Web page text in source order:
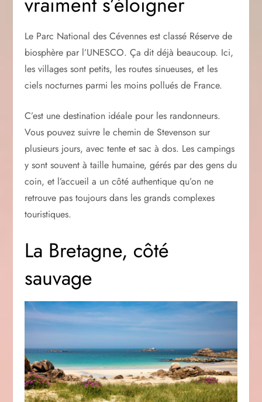
Le Parc National des Cévennes est classé Réserve de
biosphère par l’UNESCO. Ça dit déjà beaucoup. Ici,
les villages sont petits, les routes sinueuses, et les
ciels nocturnes parmi les moins pollués de France.
C’est une destination idéale pour les randonneurs.
Vous pouvez suivre le chemin de Stevenson sur
plusieurs jours, avec tente et sac à dos. Les campings
y sont souvent à taille humaine, gérés par des gens du
coin, et l’accueil a un côté authentique qu’on ne
retrouve pas toujours dans les grands complexes
touristiques.
La Bretagne, côté
sauvage